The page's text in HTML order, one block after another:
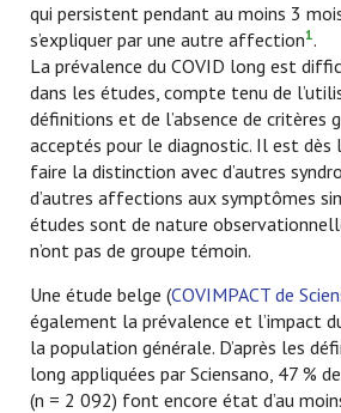
qui persistent pendant au moins 3
s’expliquer par une autre affection1.
La prévalence du COVID long est
dans les études, compte tenu de
définitions et de l’absence de critères
acceptés pour le diagnostic. Il est dès
faire la distinction avec d’autres
d’autres affections aux symptômes
études sont de nature
n’ont pas de groupe témoin.
Une étude belge (COVIMPACT de
également la prévalence et l’impact
la population générale. D’après les
long appliquées par Sciensano, 47 %
(n = 2 092) font encore état d’au